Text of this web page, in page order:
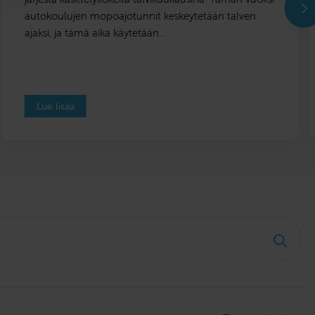
autokoulujen mopoajotunnit keskeytetään talven
ajaksi, ja tämä aika käytetään…
Lue lisää